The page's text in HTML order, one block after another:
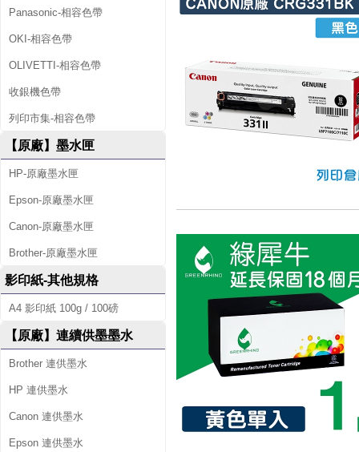
Panasonic-相容色帶
OKI-相容色帶
OLIVETTI-相容色帶
收銀機色帶
列印市集-相容色帶
【原廠】墨水匣
HP-原廠墨水匣
Epson-原廠墨水匣
Canon-原廠墨水匣
Brother-原廠墨水匣
影印紙-其他規格
A4 影印紙 100g / 100磅
【原廠】連續供墨墨水
Brother 連供墨水
HP 連供墨水
Canon 連供墨水
Epson 連供墨水